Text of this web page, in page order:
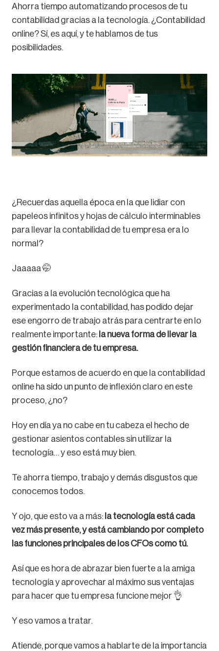
Ahorra tiempo automatizando procesos de tu
contabilidad gracias a la tecnología. ¿Contabilidad
online? Sí, es aquí, y te hablamos de tus
posibilidades.
¿Recuerdas aquella época en la que lidiar con
papeleos infinitos y hojas de cálculo interminables
para llevar la contabilidad de tu empresa era lo
normal?
Jaaaaa 🤭
Gracias a la evolución tecnológica que ha
experimentado la contabilidad, has podido dejar
ese engorro de trabajo atrás para centrarte en lo
realmente importante: la nueva forma de llevar la
gestión financiera de tu empresa.
Porque estamos de acuerdo en que la contabilidad
online ha sido un punto de inflexión claro en este
proceso, ¿no?
Hoy en día ya no cabe en tu cabeza el hecho de
gestionar asientos contables sin utilizar la
tecnología… y eso está muy bien.
Te ahorra tiempo, trabajo y demás disgustos que
conocemos todos.
Y ojo, que esto va a más: la tecnología está cada
vez más presente, y está cambiando por completo
las funciones principales de los CFOs como tú.
Así que es hora de abrazar bien fuerte a la amiga
tecnología y aprovechar al máximo sus ventajas
para hacer que tu empresa funcione mejor 👌
Y eso vamos a tratar.
Atiende, porque vamos a hablarte de la importancia